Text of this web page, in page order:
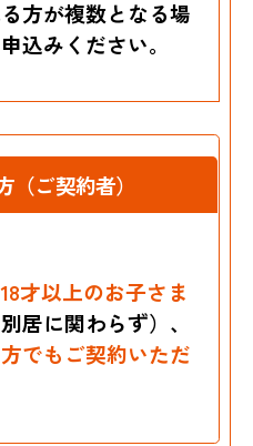
方が複数となる場
込みください。
（ご契約者）
18才以上のお子さま
居に関わらず）、
でもご契約いただ